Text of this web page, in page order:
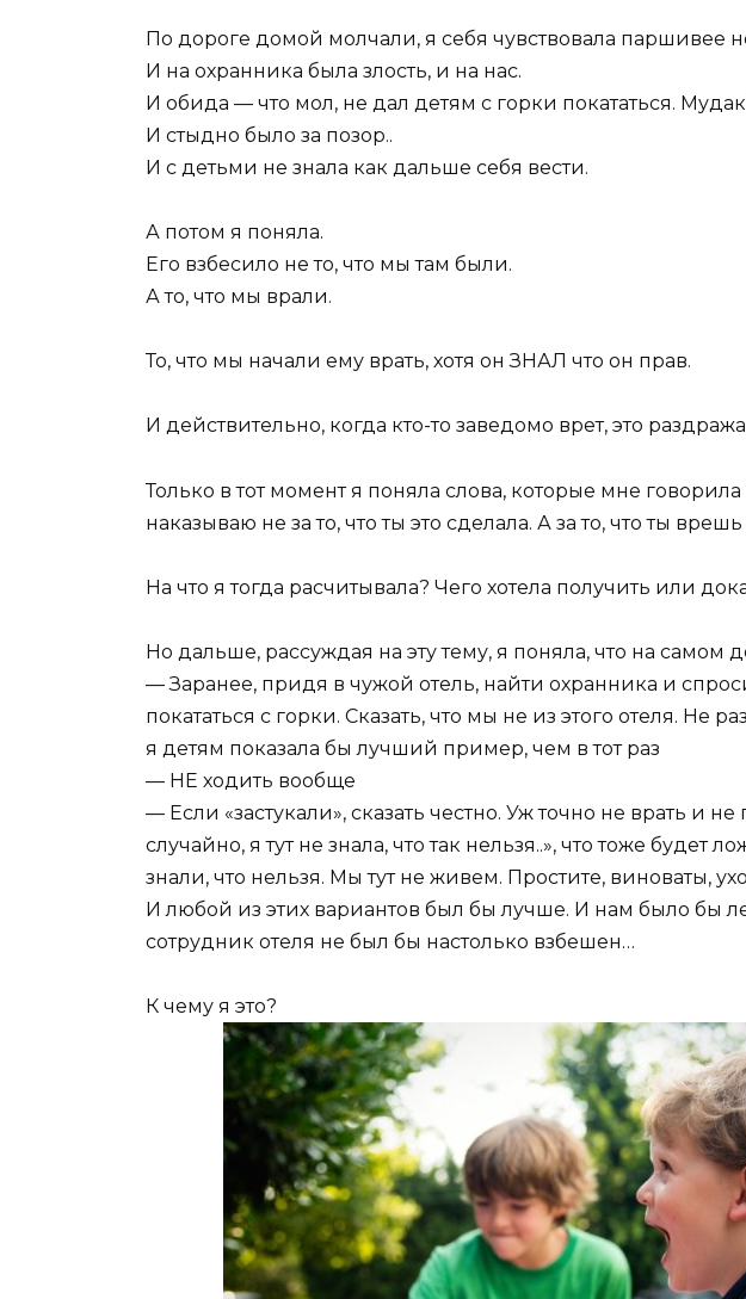
По дороге домой молчали, я себя чувствовала паршивее
И на охранника была злость, и на нас.
И обида — что мол, не дал детям с горки покататься.
И стыдно было за позор..
И с детьми не знала как дальше себя вести.
А потом я поняла.
Его взбесило не то, что мы там были.
А то, что мы врали.
То, что мы начали ему врать, хотя он ЗНАЛ что он прав.
И действительно, когда кто-то заведомо врет, это
Только в тот момент я поняла слова, которые мне говорила
наказываю не за то, что ты это сделала. А за то, что ты
На что я тогда расчитывала? Чего хотела получить или
Но дальше, рассуждая на эту тему, я поняла, что на самом
— Заранее, придя в чужой отель, найти охранника и
покататься с горки. Сказать, что мы не из этого отеля. Не
я детям показала бы лучший пример, чем в тот раз
— НЕ ходить вообще
— Если «застукали», сказать честно. Уж точно не врать и
случайно, я тут не знала, что так нельзя..», что тоже будет
знали, что нельзя. Мы тут не живем. Простите, виноваты,
И любой из этих вариантов был бы лучше. И нам было бы
сотрудник отеля не был бы настолько взбешен…
К чему я это?